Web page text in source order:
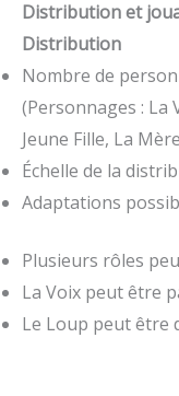
Distribution et
Distribution
Nombre de
(Personnages : La
Jeune Fille, La
Échelle de la
Adaptations
Plusieurs rôles
La Voix peut être
Le Loup peut être